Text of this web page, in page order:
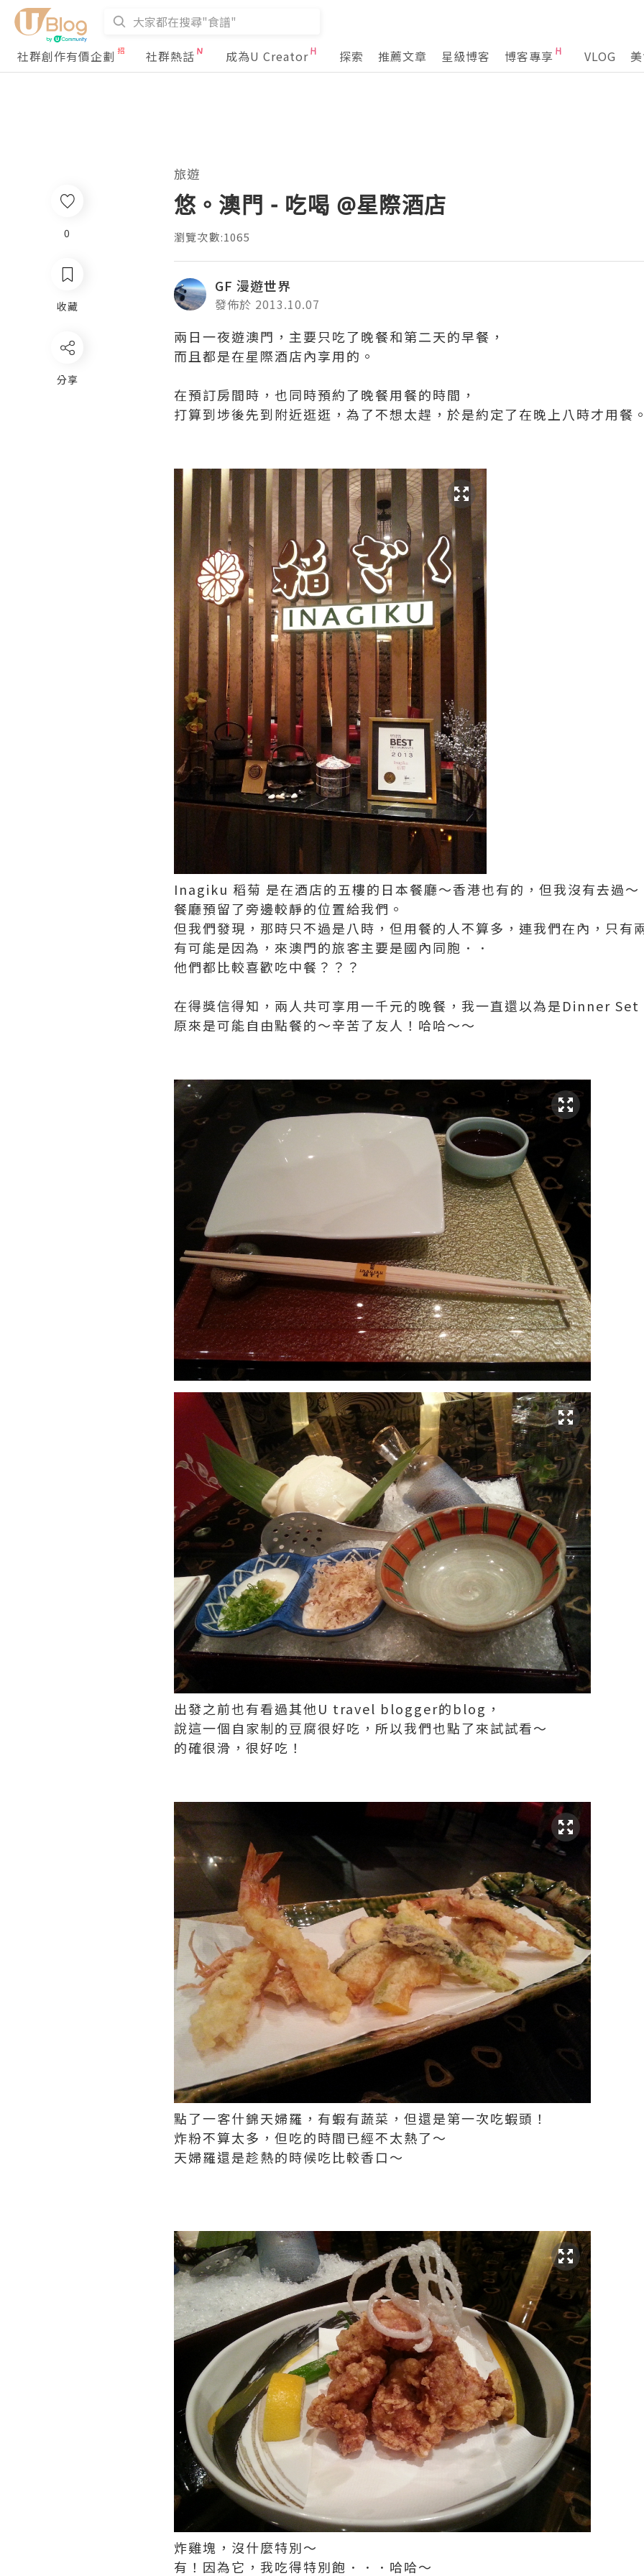
社群創作有價企劃 社群熱話 成為U Creator 探索 推薦文章 星級博客 博客專享 VLOG
0
收藏
分享
旅遊
悠。澳門 - 吃喝 @星際酒店
瀏覽次數:1065
GF 漫遊世界
發佈於 2013.10.07
兩日一夜遊澳門，主要只吃了晚餐和第二天的早餐，
而且都是在星際酒店內享用的。
在預訂房間時，也同時預約了晚餐用餐的時間，
打算到埗後先到附近逛逛，為了不想太趕，於是約定了在晚上八時才用餐
Inagiku 稻菊 是在酒店的五樓的日本餐廳～香港也有的，但我沒有去過～
餐廳預留了旁邊較靜的位置給我們。
但我們發現，那時只不過是八時，但用餐的人不算多，連我們在內，只有
有可能是因為，來澳門的旅客主要是國內同胞．．
他們都比較喜歡吃中餐？？？
在得獎信得知，兩人共可享用一千元的晚餐，我一直還以為是Dinner Set
原來是可能自由點餐的～辛苦了友人！哈哈～～
出發之前也有看過其他U travel blogger的blog，
說這一個自家制的豆腐很好吃，所以我們也點了來試試看～
的確很滑，很好吃！
點了一客什錦天婦羅，有蝦有蔬菜，但還是第一次吃蝦頭！
炸粉不算太多，但吃的時間已經不太熱了～
天婦羅還是趁熱的時候吃比較香口～
炸雞塊，沒什麼特別～
有！因為它，我吃得特別飽．．．哈哈～